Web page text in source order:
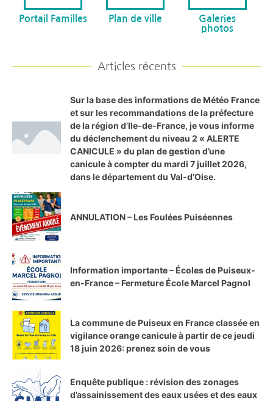
Portail Familles Plan de ville
Galeries
photos
Articles récents
Sur la base des informations de Météo France
et sur les recommandations de la préfecture
de la région d’Ile-de-France, je vous informe
du déclenchement du niveau 2 « ALERTE
CANICULE » du plan de gestion d’une
canicule à compter du mardi 7 juillet 2026,
dans le département du Val-d’Oise.
ANNULATION – Les Foulées Puiséennes
Information importante – Écoles de Puiseux-
en-France – Fermeture École Marcel Pagnol
La commune de Puiseux en France classée en
vigilance orange canicule à partir de ce jeudi
18 juin 2026: prenez soin de vous
Enquête publique : révision des zonages
d’assainissement des eaux usées et des eaux